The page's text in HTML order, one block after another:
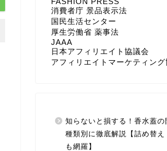
消費者庁 景品表示法
国民生活センター
厚生労働省 薬事法
JAAA
日本アフィリエイト協議会
アフィリエイトマーケティング
知らないと損する！香水蓋の
種類別に徹底解説【詰め替え
も網羅】